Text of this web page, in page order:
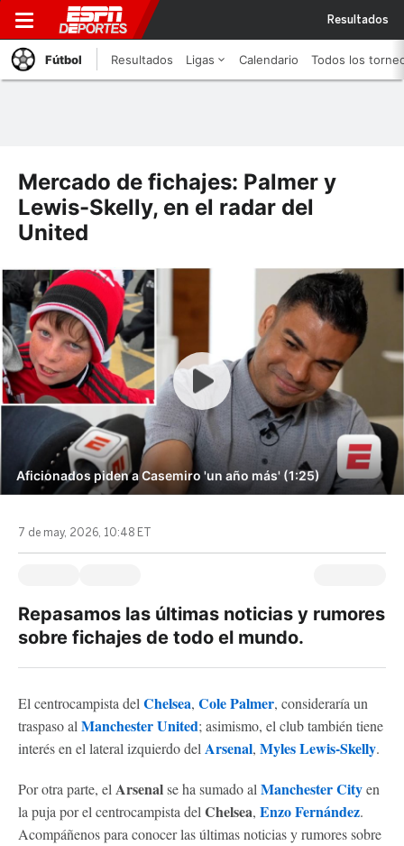
Resultados
Fútbol Resultados Ligas Calendario Todos los
Mercado de fichajes: Palmer y
Lewis-Skelly, en el radar del
United
Aficionados piden a Casemiro 'un año más' (1:25)
7 de may, 2026, 10:48 ET
Repasamos las últimas noticias y rumores
sobre fichajes de todo el mundo.
El centrocampista del Chelsea, Cole Palmer, consideraría un
traspaso al Manchester United; asimismo, el club también tiene
interés en el lateral izquierdo del Arsenal, Myles Lewis-Skelly.
Por otra parte, el Arsenalse ha sumado al Manchester Cityen
la puja por el centrocampista del Chelsea, Enzo Fernández.
Acompáñenos para conocer las últimas noticias y rumores sobre